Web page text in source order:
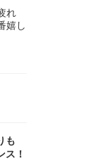
れ
嬉し
も
ス！